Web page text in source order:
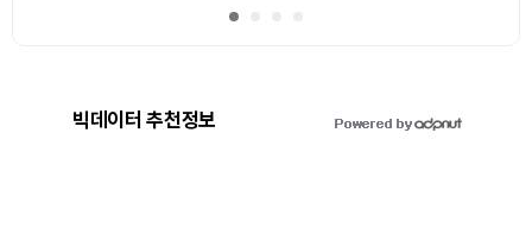
빅데이터 추천정보